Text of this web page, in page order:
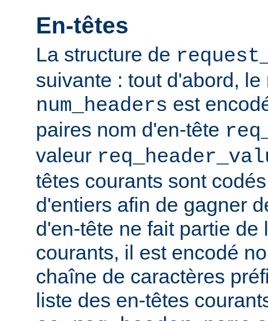
En-têtes
La structure de
suivante : tout d'abord,
num_headers est
paires nom d'en-tête
valeur
têtes courants sont
d'entiers afin de gagner
d'en-tête ne fait partie de
courants, il est encodé
chaîne de caractères
liste des en-têtes